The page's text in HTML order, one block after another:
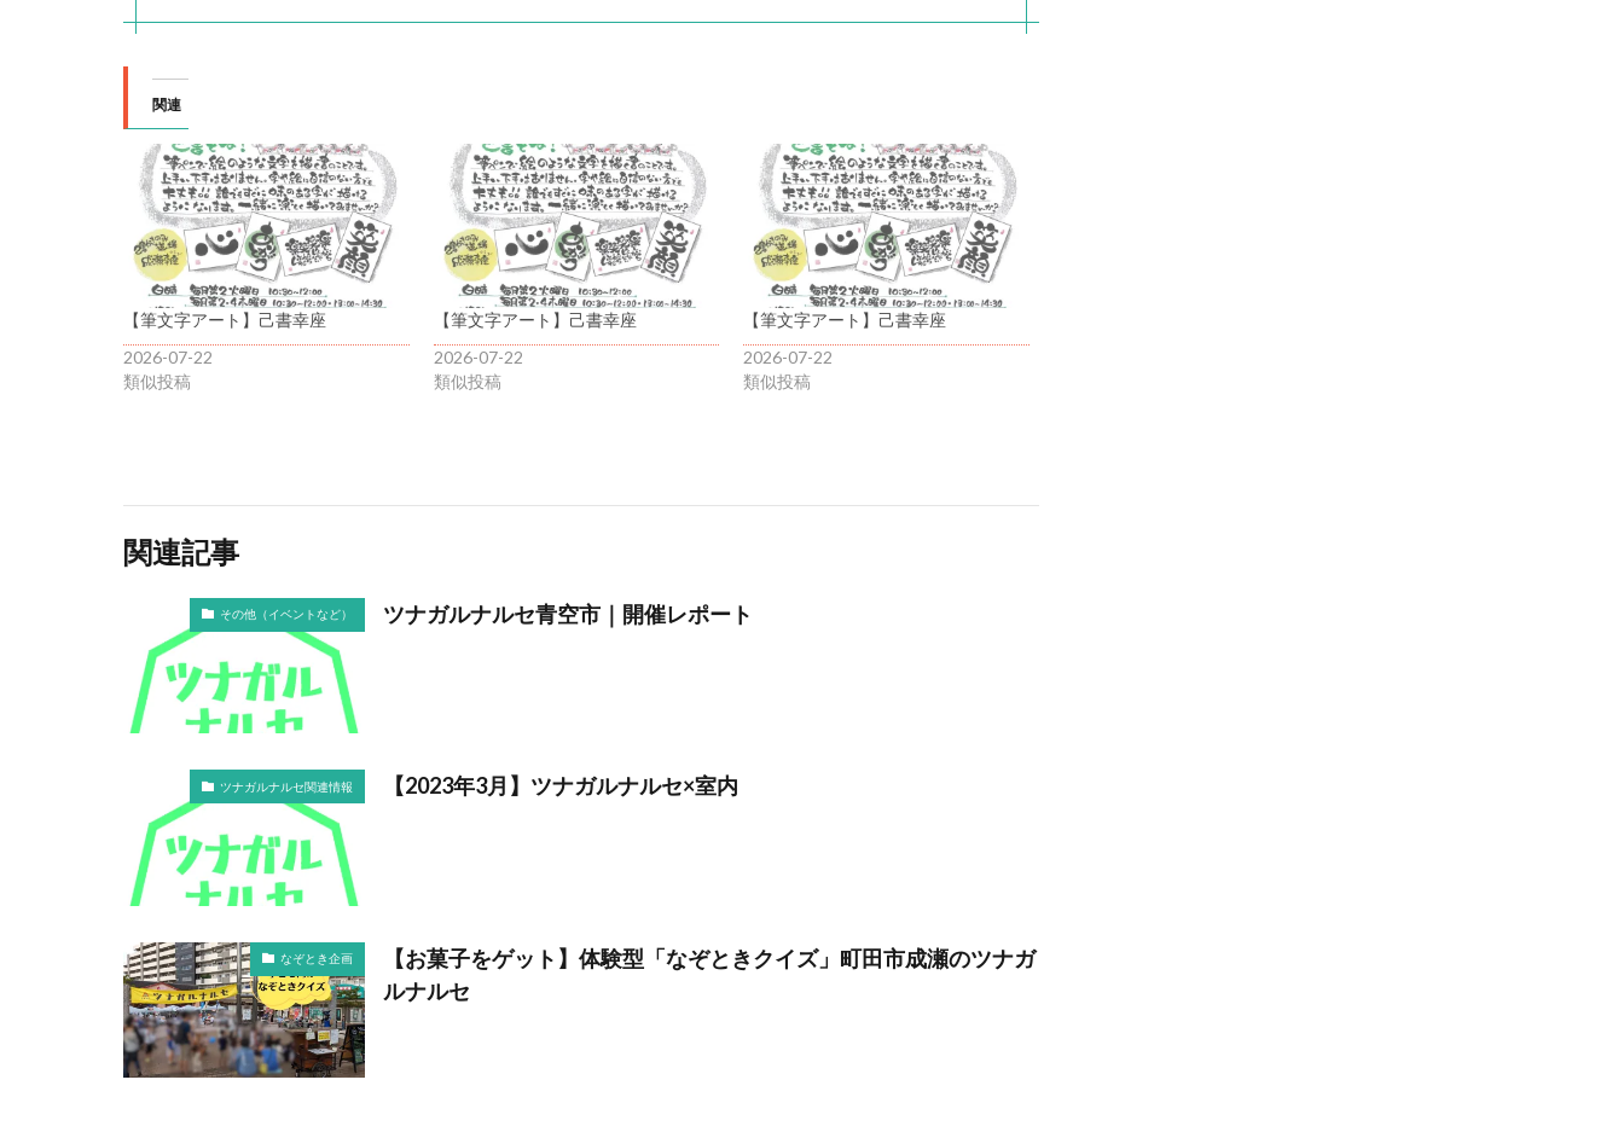
関連
【筆文字アート】己書幸座
2026-07-22
類似投稿
【筆文字アート】己書幸座
2026-07-22
類似投稿
【筆文字アート】己書幸座
2026-07-22
類似投稿
関連記事
その他（イベントなど） ツナガルナルセ青空市｜開催レポート
ツナガルナルセ関連情報 【2023年3月】ツナガルナルセ×室内
なぞとき企画
【お菓子をゲット】体験型「なぞときクイズ」町田市成瀬のツナガ
ルナルセ